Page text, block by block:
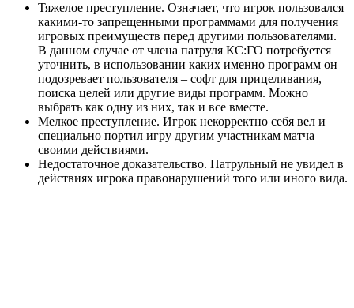
Тяжелое преступление. Означает, что игрок пользовался
какими-то запрещенными программами для получения
игровых преимуществ перед другими пользователями.
В данном случае от члена патруля КС:ГО потребуется
уточнить, в использовании каких именно программ он
подозревает пользователя – софт для прицеливания,
поиска целей или другие виды программ. Можно
выбрать как одну из них, так и все вместе.
Мелкое преступление. Игрок некорректно себя вел и
специально портил игру другим участникам матча
своими действиями.
Недостаточное доказательство. Патрульный не увидел в
действиях игрока правонарушений того или иного вида.